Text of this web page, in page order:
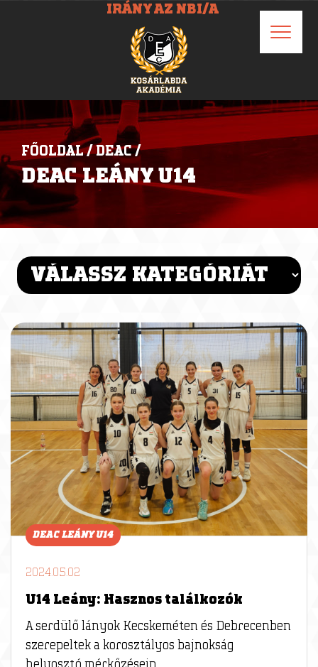
IRÁNY AZ NBI/A
FŐOLDAL / DEAC /
DEAC LEÁNY U14
DEAC LEÁNY U14
2024.05.02
U14 Leány: Hasznos találkozók
A serdülő lányok Kecskeméten és Debrecenben
szerepeltek a korosztályos bajnokság